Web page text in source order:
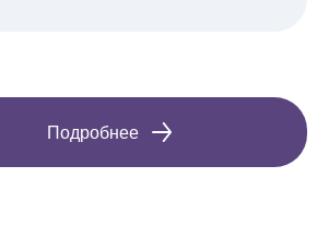
Подробнее